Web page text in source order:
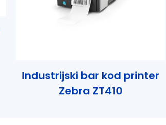
Industrijski bar kod printer
Zebra ZT410